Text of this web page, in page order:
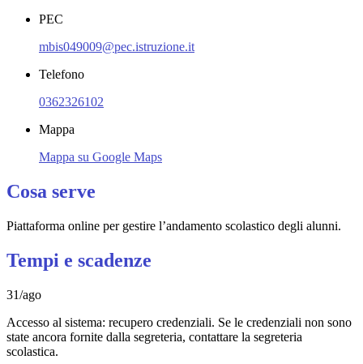
PEC
mbis049009@pec.istruzione.it
Telefono
0362326102
Mappa
Mappa su Google Maps
Cosa serve
Piattaforma online per gestire l’andamento scolastico degli alunni.
Tempi e scadenze
31/ago
Accesso al sistema: recupero credenziali. Se le credenziali non sono
state ancora fornite dalla segreteria, contattare la segreteria
scolastica.